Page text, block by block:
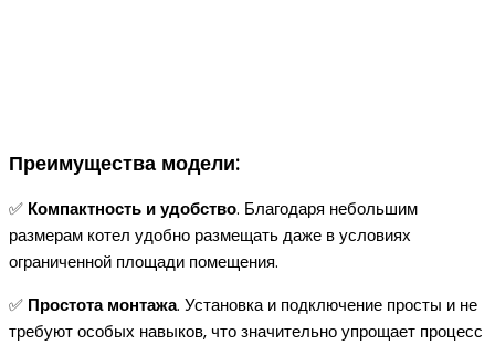
Преимущества модели:
✅ Компактность и удобство. Благодаря небольшим
размерам котел удобно размещать даже в условиях
ограниченной площади помещения.
✅ Простота монтажа. Установка и подключение просты и не
требуют особых навыков, что значительно упрощает процесс